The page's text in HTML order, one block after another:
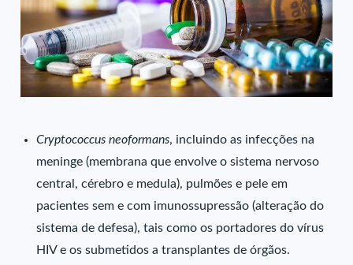
Cryptococcus neoformans, incluindo as infecções na
meninge (membrana que envolve o sistema nervoso
central, cérebro e medula), pulmões e pele em
pacientes sem e com imunossupressão (alteração do
sistema de defesa), tais como os portadores do vírus
HIV e os submetidos a transplantes de órgãos.